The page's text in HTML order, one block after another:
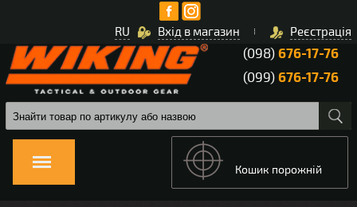
Вхід в магазин Реєстрація
RU
(098)676-17-76
(099)676-17-76
Кошик порожній